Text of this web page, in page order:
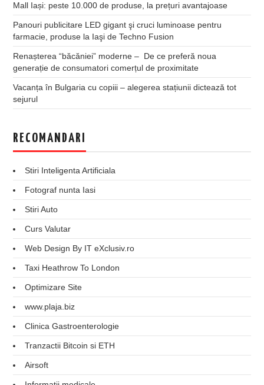
Mall Iași: peste 10.000 de produse, la prețuri avantajoase
Panouri publicitare LED gigant şi cruci luminoase pentru
farmacie, produse la Iaşi de Techno Fusion
Renașterea “băcăniei” moderne – De ce preferă noua
generație de consumatori comerțul de proximitate
Vacanța în Bulgaria cu copiii – alegerea stațiunii dictează tot
sejurul
RECOMANDARI
Stiri Inteligenta Artificiala
Fotograf nunta Iasi
Stiri Auto
Curs Valutar
Web Design By IT eXclusiv.ro
Taxi Heathrow To London
Optimizare Site
www.plaja.biz
Clinica Gastroenterologie
Tranzactii Bitcoin si ETH
Airsoft